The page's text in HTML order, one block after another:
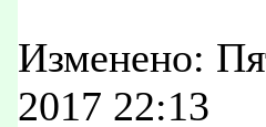
Изменено:
2017 22:13